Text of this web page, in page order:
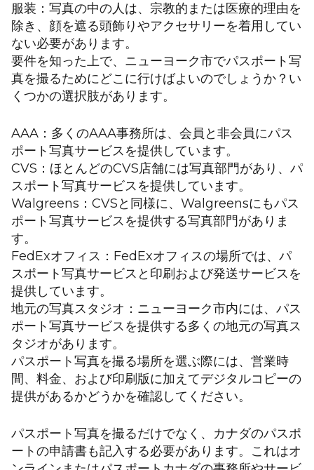
服装：写真の中の人は、宗教的または医療的理由を
除き、顔を遮る頭飾りやアクセサリーを着用してい
ない必要があります。
要件を知った上で、ニューヨーク市でパスポート写
真を撮るためにどこに行けばよいのでしょうか？い
くつかの選択肢があります。
AAA：多くのAAA事務所は、会員と非会員にパス
ポート写真サービスを提供しています。
CVS：ほとんどのCVS店舗には写真部門があり、パ
スポート写真サービスを提供しています。
Walgreens：CVSと同様に、Walgreensにもパス
ポート写真サービスを提供する写真部門がありま
す。
FedExオフィス：FedExオフィスの場所では、パ
スポート写真サービスと印刷および発送サービスを
提供しています。
地元の写真スタジオ：ニューヨーク市内には、パス
ポート写真サービスを提供する多くの地元の写真ス
タジオがあります。
パスポート写真を撮る場所を選ぶ際には、営業時
間、料金、および印刷版に加えてデジタルコピーの
提供があるかどうかを確認してください。
パスポート写真を撮るだけでなく、カナダのパスポ
ートの申請書も記入する必要があります。これはオ